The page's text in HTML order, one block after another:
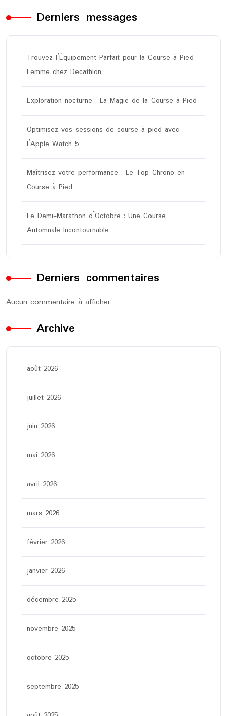
Derniers messages
Trouvez l’Équipement Parfait pour la Course à Pied
Femme chez Decathlon
Exploration nocturne : La Magie de la Course à Pied
Optimisez vos sessions de course à pied avec
l’Apple Watch 5
Maîtrisez votre performance : Le Top Chrono en
Course à Pied
Le Demi-Marathon d’Octobre : Une Course
Automnale Incontournable
Derniers commentaires
Aucun commentaire à afficher.
Archive
août 2026
juillet 2026
juin 2026
mai 2026
avril 2026
mars 2026
février 2026
janvier 2026
décembre 2025
novembre 2025
octobre 2025
septembre 2025